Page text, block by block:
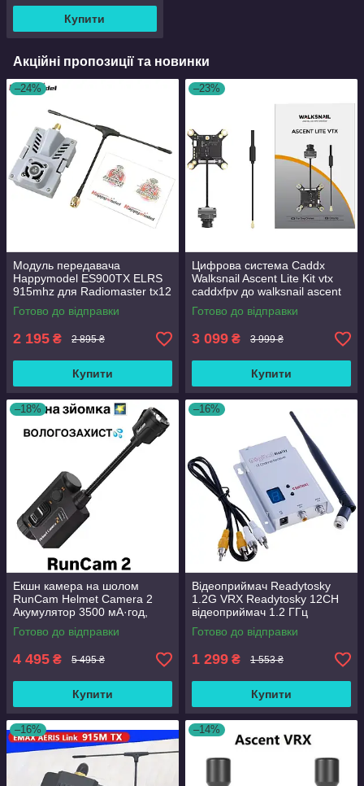
Купити
Акційні пропозиції та новинки
–24%
Модуль передавача
Happymodel ES900TX ELRS
915mhz для Radiomaster tx12
tx16s
Готово до відправки
2 195 ₴ 2 895 ₴
Купити
–23%
Цифрова система Caddx
Walksnail Ascent Lite Kit vtx
caddxfpv до walksnail ascent
goggles
Готово до відправки
3 099 ₴ 3 999 ₴
Купити
–18%
Екшн камера на шолом
RunCam Helmet Camera 2
Акумулятор 3500 мА·год,
Вологозахист, Нічна Зйомка
Готово до відправки
4 495 ₴ 5 495 ₴
Купити
–16%
Відеоприймач Readytosky
1.2G VRX Readytosky 12CH
відеоприймач 1.2 ГГц
Готово до відправки
1 299 ₴ 1 553 ₴
Купити
–16% –14%